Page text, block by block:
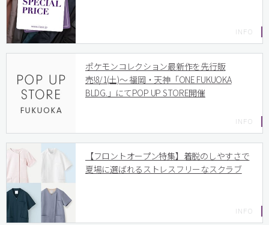
ポケモンコレクション最新作を先行販
売!8/1(土)〜 福岡・天神「ONE FUKUOKA
BLDG.」にてPOP UP STORE開催
【フロントオープン特集】着脱のしやすさで
夏場に選ばれるストレスフリーなスクラブ